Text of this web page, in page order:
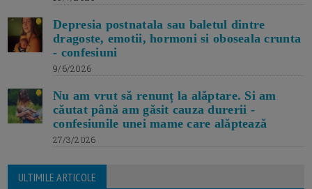
Depresia postnatala sau baletul dintre
dragoste, emotii, hormoni si oboseala crunta
- confesiuni
9/6/2026
Nu am vrut să renunț la alăptare. Si am
căutat până am găsit cauza durerii -
confesiunile unei mame care alăptează
27/3/2026
ULTIMILE ARTICOLE